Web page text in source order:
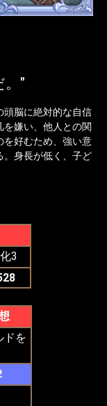
。"
頭脳に絶対的な自信
を嫌い、他人との関
を好むため、強い意
。身長が低く、子ど
3
ドを